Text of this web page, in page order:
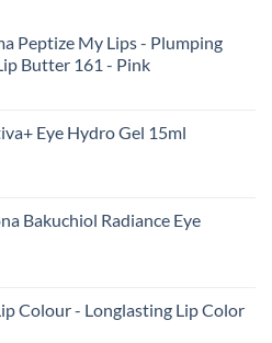
Peptize My Lips - Plumping
Butter 161 - Pink
Eye Hydro Gel 15ml
Bakuchiol Radiance Eye
Colour - Longlasting Lip Color